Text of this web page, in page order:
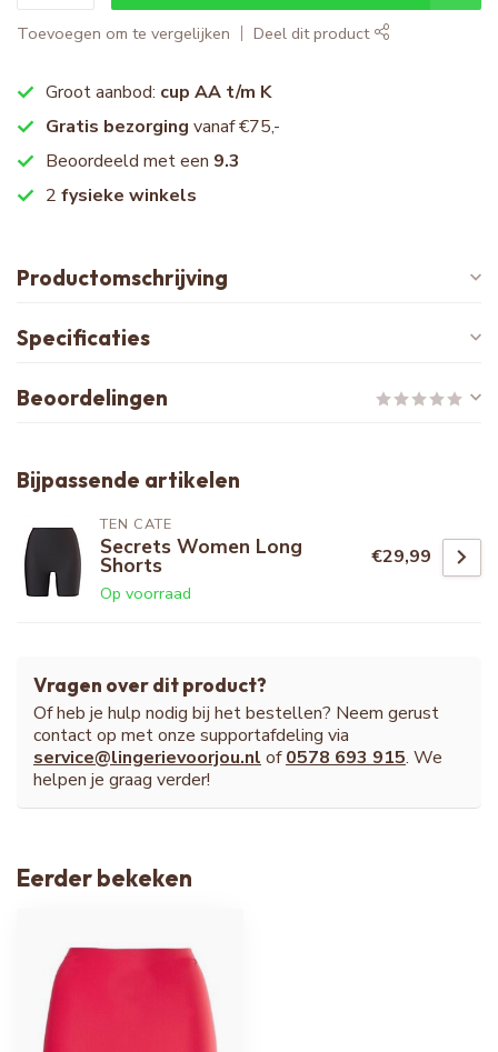
Toevoegen om te vergelijken Deel dit product
Groot aanbod: cup AA t/m K
Gratis bezorging vanaf €75,-
Beoordeeld met een 9.3
2 fysieke winkels
Productomschrijving
Specificaties
Beoordelingen
Bijpassende artikelen
TEN CATE
Secrets Women Long
Shorts
Op voorraad
€29,99
Vragen over dit product?
Of heb je hulp nodig bij het bestellen? Neem gerust
contact op met onze supportafdeling via
service@lingerievoorjou.nl of0578 693 915. We
helpen je graag verder!
Eerder bekeken